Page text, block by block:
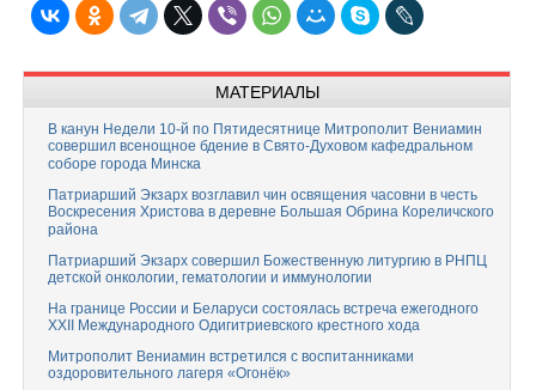
МАТЕРИАЛЫ
В канун Недели 10-й по Пятидесятнице Митрополит Вениамин
совершил всенощное бдение в Свято-Духовом кафедральном
соборе города Минска
Патриарший Экзарх возглавил чин освящения часовни в честь
Воскресения Христова в деревне Большая Обрина Кореличского
района
Патриарший Экзарх совершил Божественную литургию в РНПЦ
детской онкологии, гематологии и иммунологии
На границе России и Беларуси состоялась встреча ежегодного
XXII Международного Одигитриевского крестного хода
Митрополит Вениамин встретился с воспитанниками
оздоровительного лагеря «Огонёк»